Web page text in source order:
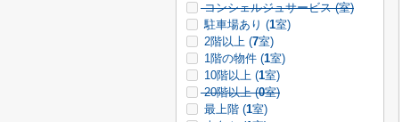
コンシェルジュサービス (室)
駐車場あり (1室)
2階以上 (7室)
1階の物件 (1室)
10階以上 (1室)
20階以上 (0室)
最上階 (1室)